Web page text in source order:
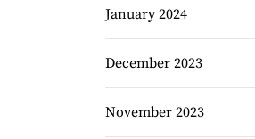
January 2024
December 2023
November 2023